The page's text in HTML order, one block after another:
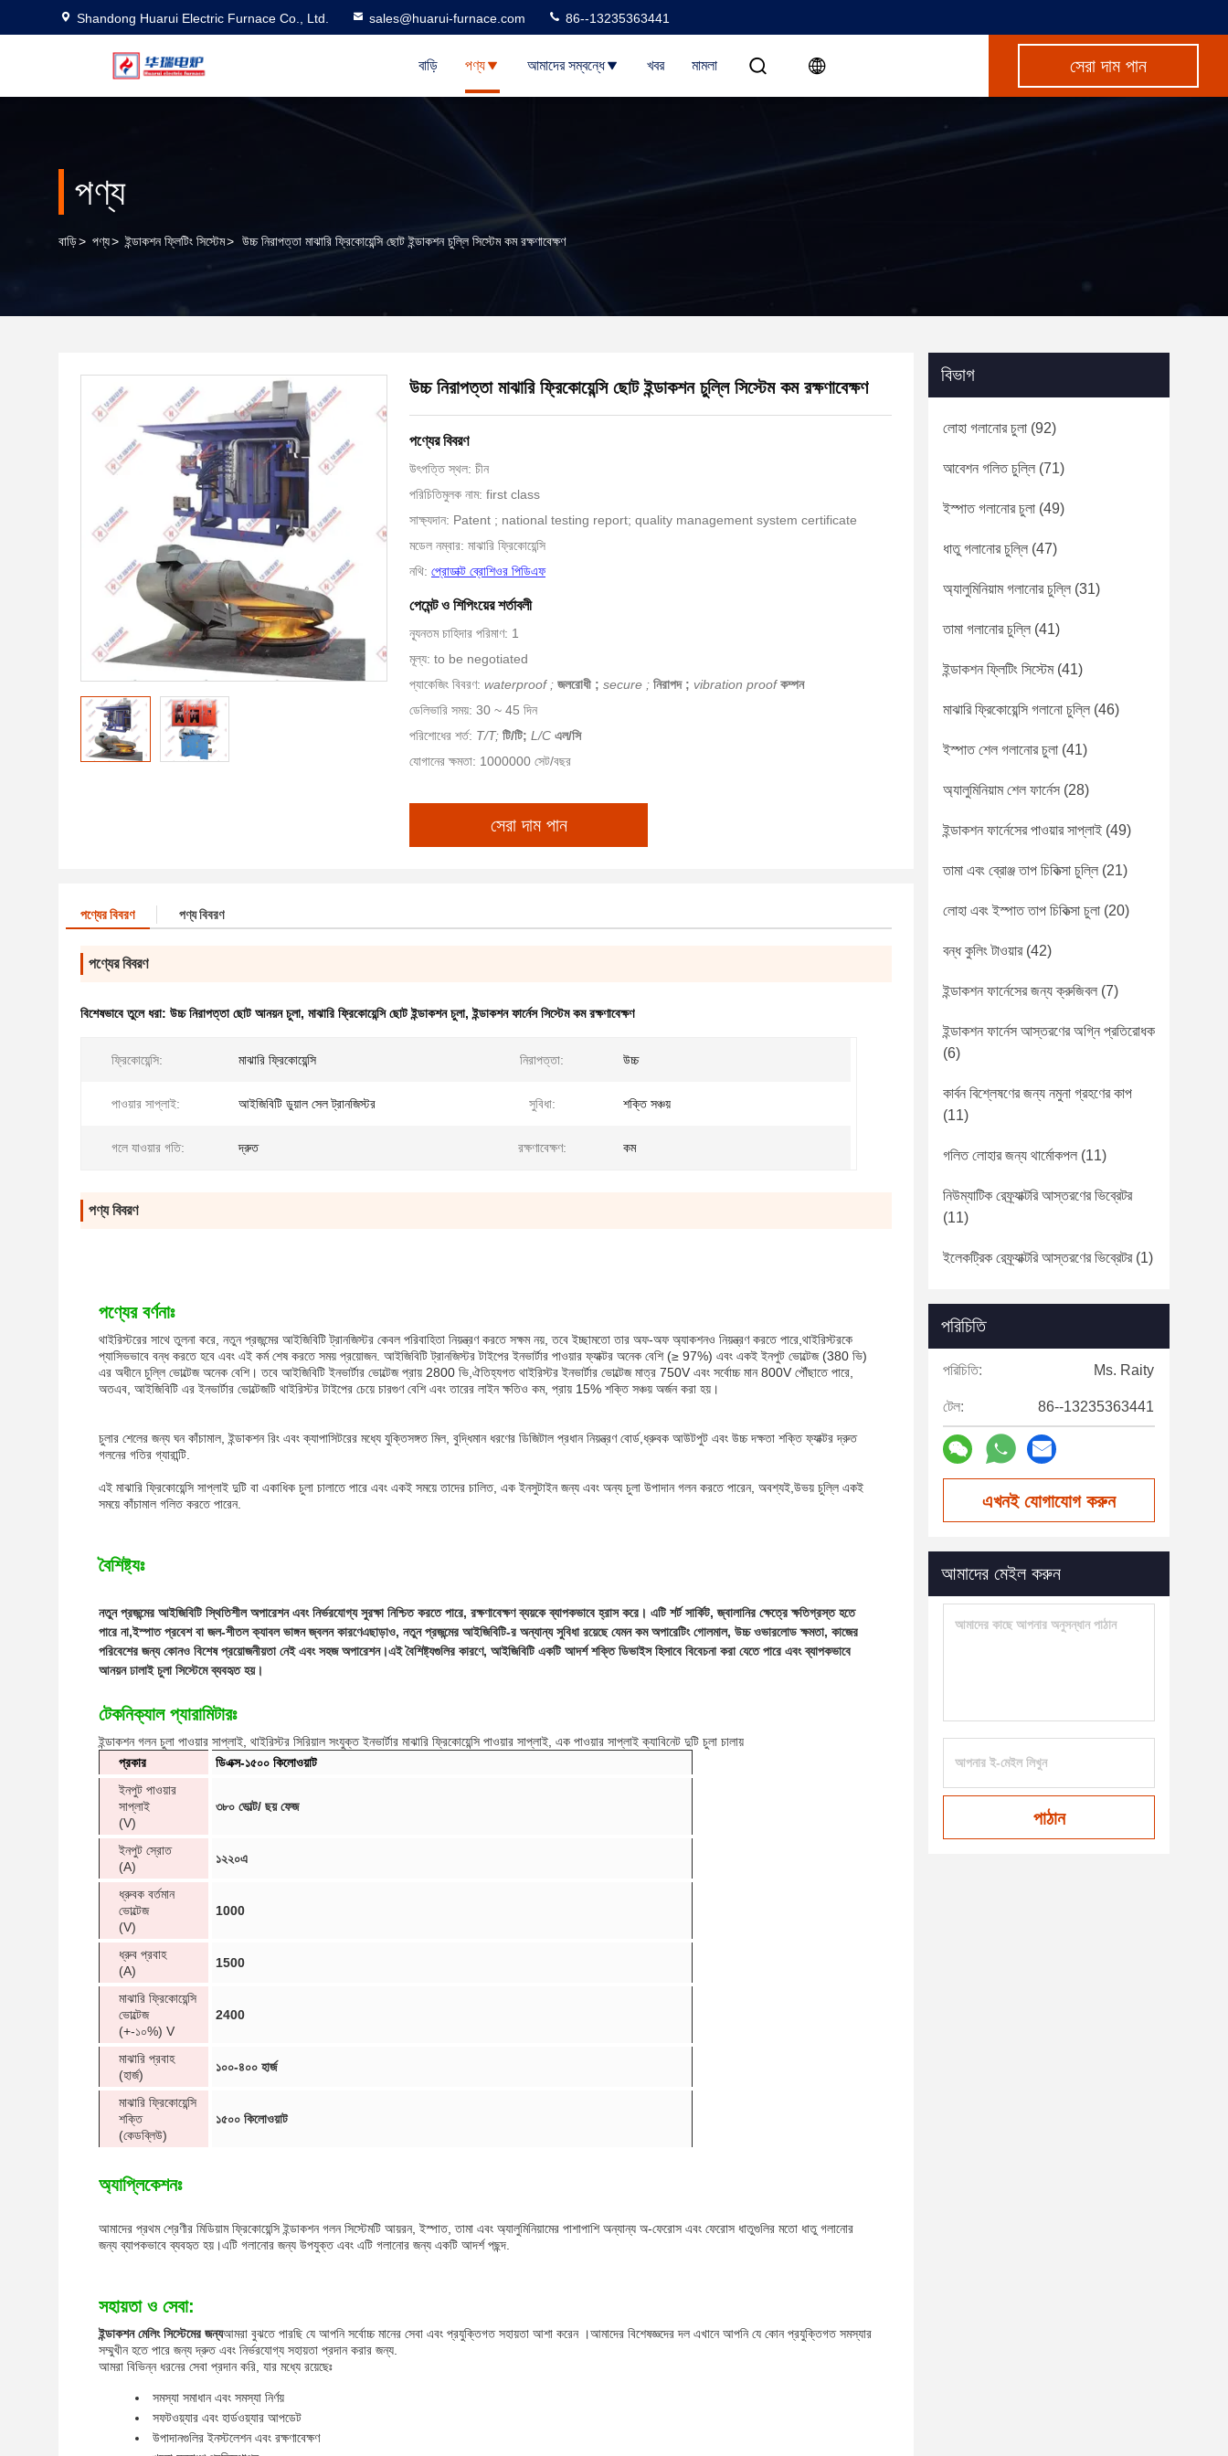
Shandong Huarui Electric Furnace Co., Ltd. sales@huarui-furnace.com 86--13235363441
বাড়ি পণ্য আমাদের সম্বন্ধে খবর মামলা সেরা দাম পান
পণ্য
বাড়ি> পণ্য> ইন্ডাকশন ফ্লিটিং সিস্টেম> উচ্চ নিরাপত্তা মাঝারি ফ্রিকোয়েন্সি ছোট ইন্ডাকশন চুল্লি সিস্টেম কম রক্ষণাবেক্ষণ
উচ্চ নিরাপত্তা মাঝারি ফ্রিকোয়েন্সি ছোট ইন্ডাকশন চুল্লি সিস্টেম কম রক্ষণাবেক্ষণ
পণ্যের বিবরণ
উৎপত্তি স্থল: চীন
পরিচিতিমুলক নাম: first class
সাক্ষ্যদান: Patent ; national testing report; quality management system certificate
মডেল নম্বার: মাঝারি ফ্রিকোয়েন্সি
নথি: প্রোডাক্ট ব্রোশিওর পিডিএফ
পেমেন্ট ও শিপিংয়ের শর্তাবলী
ন্যূনতম চাহিদার পরিমাণ: 1
মূল্য: to be negotiated
প্যাকেজিং বিবরণ: waterproof ; জলরোধী ; secure ; নিরাপদ ; vibration proof কম্পন
ডেলিভারি সময়: 30 ~ 45 দিন
পরিশোধের শর্ত: T/T; টি/টি; L/C এল/সি
যোগানের ক্ষমতা: 1000000 সেট/বছর
সেরা দাম পান
পণ্যের বিবরণ পণ্য বিবরণ
পণ্যের বিবরণ
বিশেষভাবে তুলে ধরা: উচ্চ নিরাপত্তা ছোট আনয়ন চুলা, মাঝারি ফ্রিকোয়েন্সি ছোট ইন্ডাকশন চুলা,ইন্ডাকশন ফার্নেস সিস্টেম কম রক্ষণাবেক্ষণ
ফ্রিকোয়েন্সি: মাঝারি ফ্রিকোয়েন্সি নিরাপত্তা: উচ্চ
পাওয়ার সাপ্লাই: আইজিবিটি ডুয়াল সেল ট্রানজিস্টর সুবিধা: শক্তি সঞ্চয়
গলে যাওয়ার গতি: দ্রুত রক্ষণাবেক্ষণ: কম
পণ্য বিবরণ
পণ্যের বর্ণনাঃ
থাইরিস্টরের সাথে তুলনা করে, নতুন প্রজন্মের আইজিবিটি ট্রানজিস্টর কেবল পরিবাহিতা নিয়ন্ত্রণ করতে সক্ষম নয়, তবে ইচ্ছামতো তার অফ-অফ অ্যাকশনও নিয়ন্ত্রণ করতে পারে,থাইরিস্টরকে
প্যাসিভভাবে বন্ধ করতে হবে এবং এই কর্ম শেষ করতে সময় প্রয়োজন. আইজিবিটি ট্রানজিস্টর টাইপের ইনভার্টার পাওয়ার ফ্যাক্টর অনেক বেশি (≥ 97%) এবং একই ইনপুট ভোল্টেজ (380 ভি)
এর অধীনে চুল্লি ভোল্টেজ অনেক বেশি। তবে আইজিবিটি ইনভার্টার ভোল্টেজ প্রায় 2800 ভি,ঐতিহ্যগত থাইরিস্টর ইনভার্টার ভোল্টেজ মাত্র 750V এবং সর্বোচ্চ মান 800V পৌঁছাতে পারে,
অতএব, আইজিবিটি এর ইনভার্টার ভোল্টেজটি থাইরিস্টর টাইপের চেয়ে চারগুণ বেশি এবং তারের লাইন ক্ষতিও কম, প্রায় 15% শক্তি সঞ্চয় অর্জন করা হয়।
চুলার শেলের জন্য ঘন কাঁচামাল, ইন্ডাকশন রিং এবং ক্যাপাসিটরের মধ্যে যুক্তিসঙ্গত মিল, বুদ্ধিমান ধরণের ডিজিটাল প্রধান নিয়ন্ত্রণ বোর্ড,ধ্রুবক আউটপুট এবং উচ্চ দক্ষতা শক্তি ফ্যাক্টর দ্রুত
গলনের গতির গ্যারান্টি.
এই মাঝারি ফ্রিকোয়েন্সি সাপ্লাই দুটি বা একাধিক চুলা চালাতে পারে এবং একই সময়ে তাদের চালিত, এক ইনসুটাইন জন্য এবং অন্য চুলা উপাদান গলন করতে পারেন, অবশ্যই,উভয় চুল্লি একই
সময়ে কাঁচামাল গলিত করতে পারেন.
বৈশিষ্ট্যঃ
নতুন প্রজন্মের আইজিবিটি স্থিতিশীল অপারেশন এবং নির্ভরযোগ্য সুরক্ষা নিশ্চিত করতে পারে, রক্ষণাবেক্ষণ ব্যয়কে ব্যাপকভাবে হ্রাস করে। এটি শর্ট সার্কিট, জ্বালানির ক্ষেত্রে ক্ষতিগ্রস্ত হতে
পারে না,ইস্পাত প্রবেশ বা জল-শীতল ক্যাবল ভাঙ্গন জ্বলন কারণেএছাড়াও, নতুন প্রজন্মের আইজিবিটি-র অন্যান্য সুবিধা রয়েছে যেমন কম অপারেটিং গোলমাল, উচ্চ ওভারলোড ক্ষমতা, কাজের
পরিবেশের জন্য কোনও বিশেষ প্রয়োজনীয়তা নেই এবং সহজ অপারেশন।এই বৈশিষ্ট্যগুলির কারণে, আইজিবিটি একটি আদর্শ শক্তি ডিভাইস হিসাবে বিবেচনা করা যেতে পারে এবং ব্যাপকভাবে
আনয়ন ঢালাই চুলা সিস্টেমে ব্যবহৃত হয়।
টেকনিক্যাল প্যারামিটারঃ
ইন্ডাকশন গলন চুলা পাওয়ার সাপ্লাই, থাইরিস্টর সিরিয়াল সংযুক্ত ইনভার্টার মাঝারি ফ্রিকোয়েন্সি পাওয়ার সাপ্লাই, এক পাওয়ার সাপ্লাই ক্যাবিনেট দুটি চুলা চালায়
প্রকার
ডিএক্স-১৫০০ কিলোওয়াট
ইনপুট পাওয়ার
সাপ্লাই
(V)
৩৮০ ভোল্ট/ ছয় ফেজ
ইনপুট স্রোত
(A)
১২২০এ
ধ্রুবক বর্তমান
ভোল্টেজ
(V)
1000
ধ্রুব প্রবাহ
(A)
1500
মাঝারি ফ্রিকোয়েন্সি
ভোল্টেজ
(+-১০%) V
2400
মাঝারি প্রবাহ
(হার্জ)
১০০-৪০০ হার্জ
মাঝারি ফ্রিকোয়েন্সি
শক্তি
(কেডব্লিউ)
১৫০০ কিলোওয়াট
অ্যাপ্লিকেশনঃ
আমাদের প্রথম শ্রেণীর মিডিয়াম ফ্রিকোয়েন্সি ইন্ডাকশন গলন সিস্টেমটি আয়রন, ইস্পাত, তামা এবং অ্যালুমিনিয়ামের পাশাপাশি অন্যান্য অ-ফেরোস এবং ফেরোস ধাতুগুলির মতো ধাতু গলানোর
জন্য ব্যাপকভাবে ব্যবহৃত হয়।এটি গলানোর জন্য উপযুক্ত এবং এটি গলানোর জন্য একটি আদর্শ পছন্দ.
সহায়তা ও সেবা:
ইন্ডাকশন মেলিং সিস্টেমের জন্যআমরা বুঝতে পারছি যে আপনি সর্বোচ্চ মানের সেবা এবং প্রযুক্তিগত সহায়তা আশা করেন ।আমাদের বিশেষজ্ঞদের দল এখানে আপনি যে কোন প্রযুক্তিগত সমস্যার
সম্মুখীন হতে পারে জন্য দ্রুত এবং নির্ভরযোগ্য সহায়তা প্রদান করার জন্য.
আমরা বিভিন্ন ধরনের সেবা প্রদান করি, যার মধ্যে রয়েছেঃ
সমস্যা সমাধান এবং সমস্যা নির্ণয়
সফটওয়্যার এবং হার্ডওয়্যার আপডেট
উপাদানগুলির ইনস্টলেশন এবং রক্ষণাবেক্ষণ
বিভাগ
লোহা গলানোর চুলা (92)
আবেশন গলিত চুল্লি (71)
ইস্পাত গলানোর চুলা (49)
ধাতু গলানোর চুল্লি (47)
অ্যালুমিনিয়াম গলানোর চুল্লি (31)
তামা গলানোর চুল্লি (41)
ইন্ডাকশন ফ্লিটিং সিস্টেম(41)
মাঝারি ফ্রিকোয়েন্সি গলানো চুল্লি (46)
ইস্পাত শেল গলানোর চুলা (41)
অ্যালুমিনিয়াম শেল ফার্নেস (28)
ইন্ডাকশন ফার্নেসের পাওয়ার সাপ্লাই (49)
তামা এবং ব্রোঞ্জ তাপ চিকিত্সা চুল্লি (21)
লোহা এবং ইস্পাত তাপ চিকিত্সা চুলা (20)
বন্ধ কুলিং টাওয়ার(42)
ইন্ডাকশন ফার্নেসের জন্য ক্রুজিবল (7)
ইন্ডাকশন ফার্নেস আস্তরণের অগ্নি প্রতিরোধক
(6)
কার্বন বিশ্লেষণের জন্য নমুনা গ্রহণের কাপ
(11)
গলিত লোহার জন্য থার্মোকপল (11)
নিউম্যাটিক রেফ্র্যাক্টরি আস্তরণের ভিব্রেটর
(11)
ইলেকট্রিক রেফ্র্যাক্টরি আস্তরণের ভিব্রেটর(1)
পরিচিতি
পরিচিতি: Ms. Raity
টেল: 86--13235363441
এখনই যোগাযোগ করুন
আমাদের মেইল করুন
পাঠান